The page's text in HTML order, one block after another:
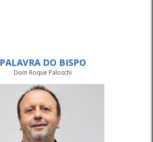
PALAVRA DO BISPO
Dom Roque Paloschi